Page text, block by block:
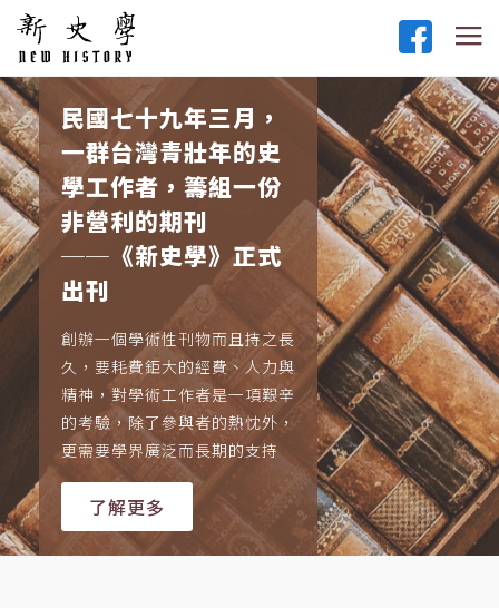
民國七十九年三月，
一群台灣青壯年的史
學工作者，籌組一份
非營利的期刊
──《新史學》正式
出刊
創辦一個學術性刊物而且持之長
久，要耗費鉅大的經費、人力與
精神，對學術工作者是一項艱辛
的考驗，除了參與者的熱忱外，
更需要學界廣泛而長期的支持
了解更多